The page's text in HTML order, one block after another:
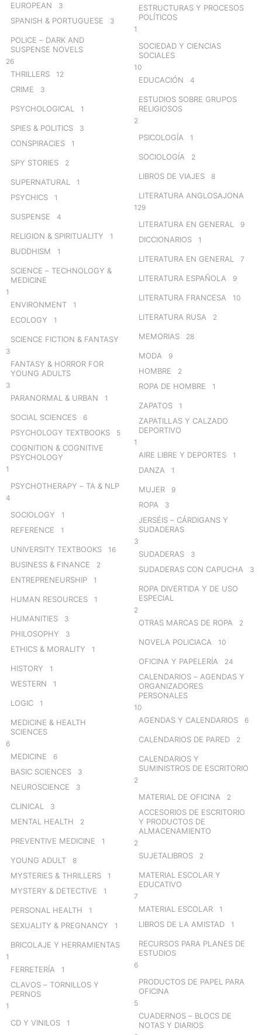
EUROPEAN 3
SPANISH & PORTUGUESE 3
POLICE – DARK AND
SUSPENSE NOVELS
26
THRILLERS 12
CRIME 3
PSYCHOLOGICAL 1
SPIES & POLITICS 3
CONSPIRACIES 1
SPY STORIES 2
SUPERNATURAL 1
PSYCHICS 1
SUSPENSE 4
RELIGION & SPIRITUALITY 1
BUDDHISM 1
SCIENCE – TECHNOLOGY &
MEDICINE
1
ENVIRONMENT 1
ECOLOGY 1
SCIENCE FICTION & FANTASY
3
FANTASY & HORROR FOR
YOUNG ADULTS
3
PARANORMAL & URBAN 1
SOCIAL SCIENCES 6
PSYCHOLOGY TEXTBOOKS 5
COGNITION & COGNITIVE
PSYCHOLOGY
1
PSYCHOTHERAPY – TA & NLP
4
SOCIOLOGY 1
REFERENCE 1
UNIVERSITY TEXTBOOKS 16
BUSINESS & FINANCE 2
ENTREPRENEURSHIP 1
HUMAN RESOURCES 1
HUMANITIES 3
PHILOSOPHY 3
ETHICS & MORALITY 1
HISTORY 1
WESTERN 1
LOGIC 1
MEDICINE & HEALTH
SCIENCES
6
MEDICINE 6
BASIC SCIENCES 3
NEUROSCIENCE 3
CLINICAL 3
MENTAL HEALTH 2
PREVENTIVE MEDICINE 1
YOUNG ADULT 8
MYSTERIES & THRILLERS 1
MYSTERY & DETECTIVE 1
PERSONAL HEALTH 1
SEXUALITY & PREGNANCY 1
BRICOLAJE Y HERRAMIENTAS
1
FERRETERÍA 1
CLAVOS – TORNILLOS Y
PERNOS
1
CD Y VINILOS 1
ESTRUCTURAS Y PROCESOS
POLÍTICOS
1
SOCIEDAD Y CIENCIAS
SOCIALES
10
EDUCACIÓN 4
ESTUDIOS SOBRE GRUPOS
RELIGIOSOS
2
PSICOLOGÍA 1
SOCIOLOGÍA 2
LIBROS DE VIAJES 8
LITERATURA ANGLOSAJONA
129
LITERATURA EN GENERAL 9
DICCIONARIOS 1
LITERATURA EN GENERAL 7
LITERATURA ESPAÑOLA 9
LITERATURA FRANCESA 10
LITERATURA RUSA 2
MEMORIAS 28
MODA 9
HOMBRE 2
ROPA DE HOMBRE 1
ZAPATOS 1
ZAPATILLAS Y CALZADO
DEPORTIVO
1
AIRE LIBRE Y DEPORTES 1
DANZA 1
MUJER 9
ROPA 3
JERSÉIS – CÁRDIGANS Y
SUDADERAS
3
SUDADERAS 3
SUDADERAS CON CAPUCHA 3
ROPA DIVERTIDA Y DE USO
ESPECIAL
2
OTRAS MARCAS DE ROPA 2
NOVELA POLICIACA 10
OFICINA Y PAPELERÍA 24
CALENDARIOS – AGENDAS Y
ORGANIZADORES
PERSONALES
10
AGENDAS Y CALENDARIOS 6
CALENDARIOS DE PARED 2
CALENDARIOS Y
SUMINISTROS DE ESCRITORIO
2
MATERIAL DE OFICINA 2
ACCESORIOS DE ESCRITORIO
Y PRODUCTOS DE
ALMACENAMIENTO
2
SUJETALIBROS 2
MATERIAL ESCOLAR Y
EDUCATIVO
7
MATERIAL ESCOLAR 1
LIBROS DE LA AMISTAD 1
RECURSOS PARA PLANES DE
ESTUDIOS
6
PRODUCTOS DE PAPEL PARA
OFICINA
5
CUADERNOS – BLOCS DE
NOTAS Y DIARIOS